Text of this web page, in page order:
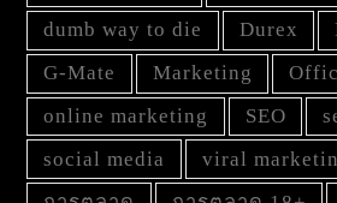
dumb way to die
Durex
G-Mate
Marketing
online marketing
SEO
social media
viral